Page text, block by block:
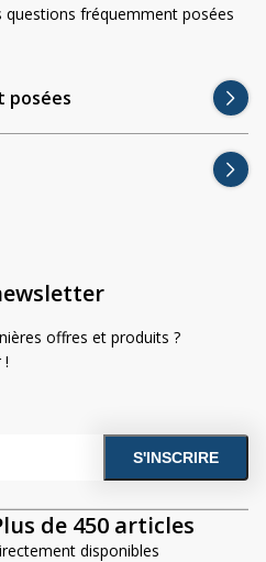
de 450 articles
disponibles
questions fréquemment posées
posées
offres et produits ?
!